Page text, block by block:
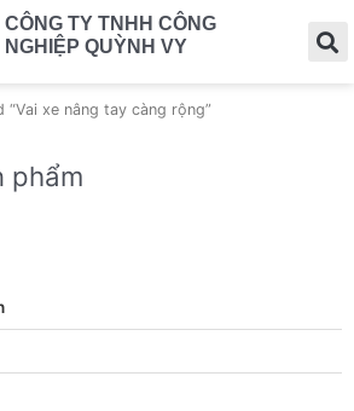
CÔNG TY TNHH CÔNG
NGHIỆP QUỲNH VY
xe nâng tay càng rộng”
phẩm